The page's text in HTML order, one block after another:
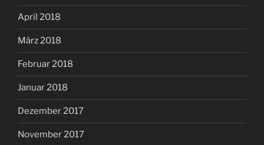
April 2018
März 2018
Februar 2018
Januar 2018
Dezember 2017
November 2017